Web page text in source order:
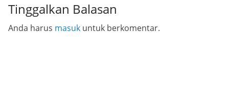
Tinggalkan Balasan
Anda harus masuk untuk berkomentar.